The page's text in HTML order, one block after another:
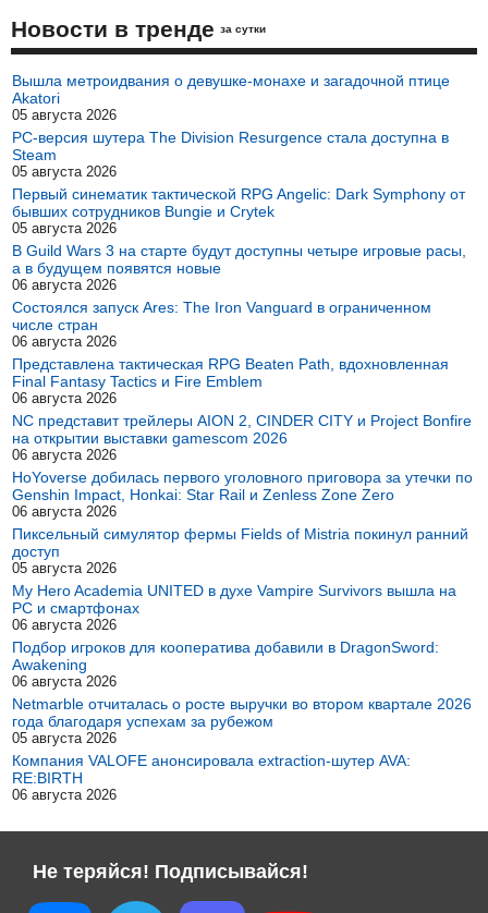
Новости в тренде за сутки
Вышла метроидвания о девушке-монахе и загадочной птице
Akatori
05 августа 2026
PC-версия шутера The Division Resurgence стала доступна в
Steam
05 августа 2026
Первый синематик тактической RPG Angelic: Dark Symphony от
бывших сотрудников Bungie и Crytek
05 августа 2026
В Guild Wars 3 на старте будут доступны четыре игровые расы,
а в будущем появятся новые
06 августа 2026
Состоялся запуск Ares: The Iron Vanguard в ограниченном
числе стран
06 августа 2026
Представлена тактическая RPG Beaten Path, вдохновленная
Final Fantasy Tactics и Fire Emblem
06 августа 2026
NC представит трейлеры AION 2, CINDER CITY и Project Bonfire
на открытии выставки gamescom 2026
06 августа 2026
HoYoverse добилась первого уголовного приговора за утечки по
Genshin Impact, Honkai: Star Rail и Zenless Zone Zero
06 августа 2026
Пиксельный симулятор фермы Fields of Mistria покинул ранний
доступ
05 августа 2026
My Hero Academia UNITED в духе Vampire Survivors вышла на
PC и смартфонах
06 августа 2026
Подбор игроков для кооператива добавили в DragonSword:
Awakening
06 августа 2026
Netmarble отчиталась о росте выручки во втором квартале 2026
года благодаря успехам за рубежом
05 августа 2026
Компания VALOFE анонсировала extraction-шутер AVA:
RE:BIRTH
06 августа 2026
Не теряйся! Подписывайся!